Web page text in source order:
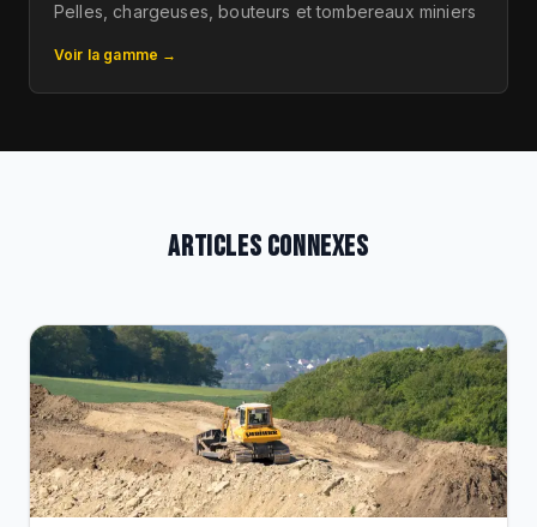
Pelles, chargeuses, bouteurs et tombereaux miniers
Voir la gamme →
ARTICLES CONNEXES